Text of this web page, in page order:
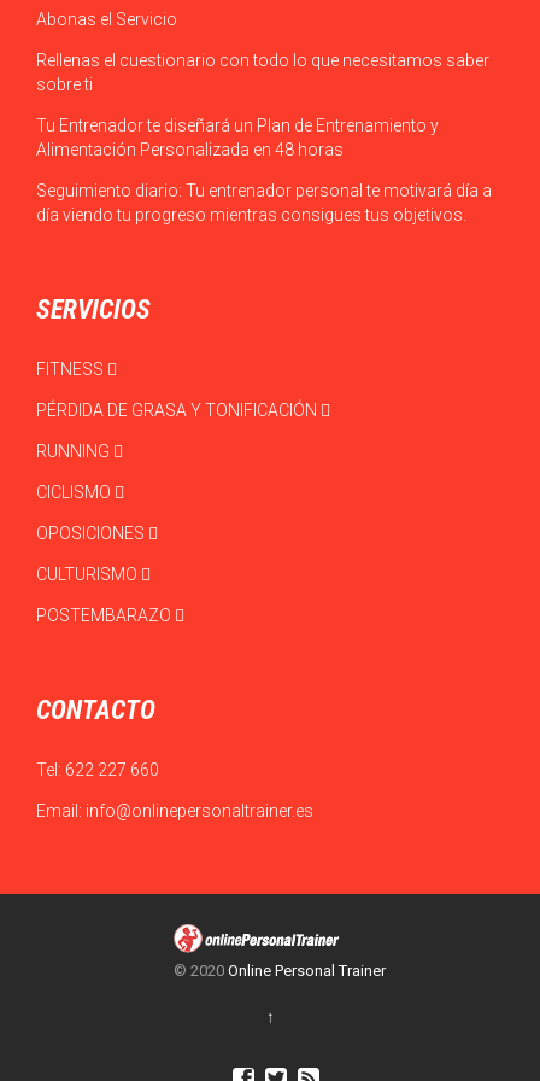
Abonas el Servicio
Rellenas el cuestionario con todo lo que necesitamos saber
sobre ti
Tu Entrenador te diseñará un Plan de Entrenamiento y
Alimentación Personalizada en 48 horas
Seguimiento diario: Tu entrenador personal te motivará día a
día viendo tu progreso mientras consigues tus objetivos.
SERVICIOS
FITNESS
PÉRDIDA DE GRASA Y TONIFICACIÓN
RUNNING
CICLISMO
OPOSICIONES
CULTURISMO
POSTEMBARAZO
CONTACTO
Tel: 622 227 660
Email: info@onlinepersonaltrainer.es
© 2020 Online Personal Trainer
↑